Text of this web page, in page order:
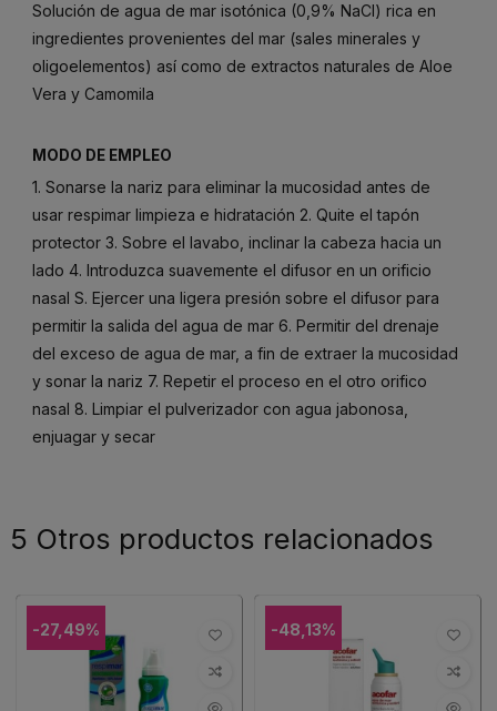
Solución de agua de mar isotónica (0,9% NaCI) rica en
ingredientes provenientes del mar (sales minerales y
oligoelementos) así como de extractos naturales de Aloe
Vera y Camomila
MODO DE EMPLEO
1. Sonarse la nariz para eliminar la mucosidad antes de
usar respimar limpieza e hidratación 2. Quite el tapón
protector 3. Sobre el lavabo, inclinar la cabeza hacia un
lado 4. Introduzca suavemente el difusor en un orificio
nasal S. Ejercer una ligera presión sobre el difusor para
permitir la salida del agua de mar 6. Permitir del drenaje
del exceso de agua de mar, a fin de extraer la mucosidad
y sonar la nariz 7. Repetir el proceso en el otro orifico
nasal 8. Limpiar el pulverizador con agua jabonosa,
enjuagar y secar
5 Otros productos relacionados
-27,49% -48,13%